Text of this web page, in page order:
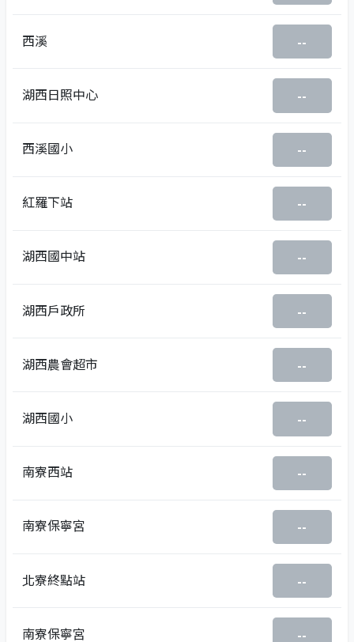
西溪 --
湖西日照中心 --
西溪國小 --
紅羅下站 --
湖西國中站 --
湖西戶政所 --
湖西農會超市 --
湖西國小 --
南寮西站 --
南寮保寧宮 --
北寮終點站 --
南寮保寧宮 --